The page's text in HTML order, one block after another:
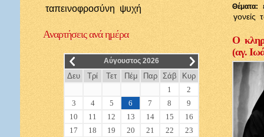
ταπεινοφροσύνη ψυχή
Αναρτήσειςανά ημέρα
__ Αύγουστος 2026 __
Δευ Τρί Τετ Πέμ Παρ Σάβ
Κυρ
1
2
3
4 5 6 7 8
9
10
11 12 13 14 15
16
17
18 19 20 21 22
23
Θέματα:
γονείς
Ο
(αγ.